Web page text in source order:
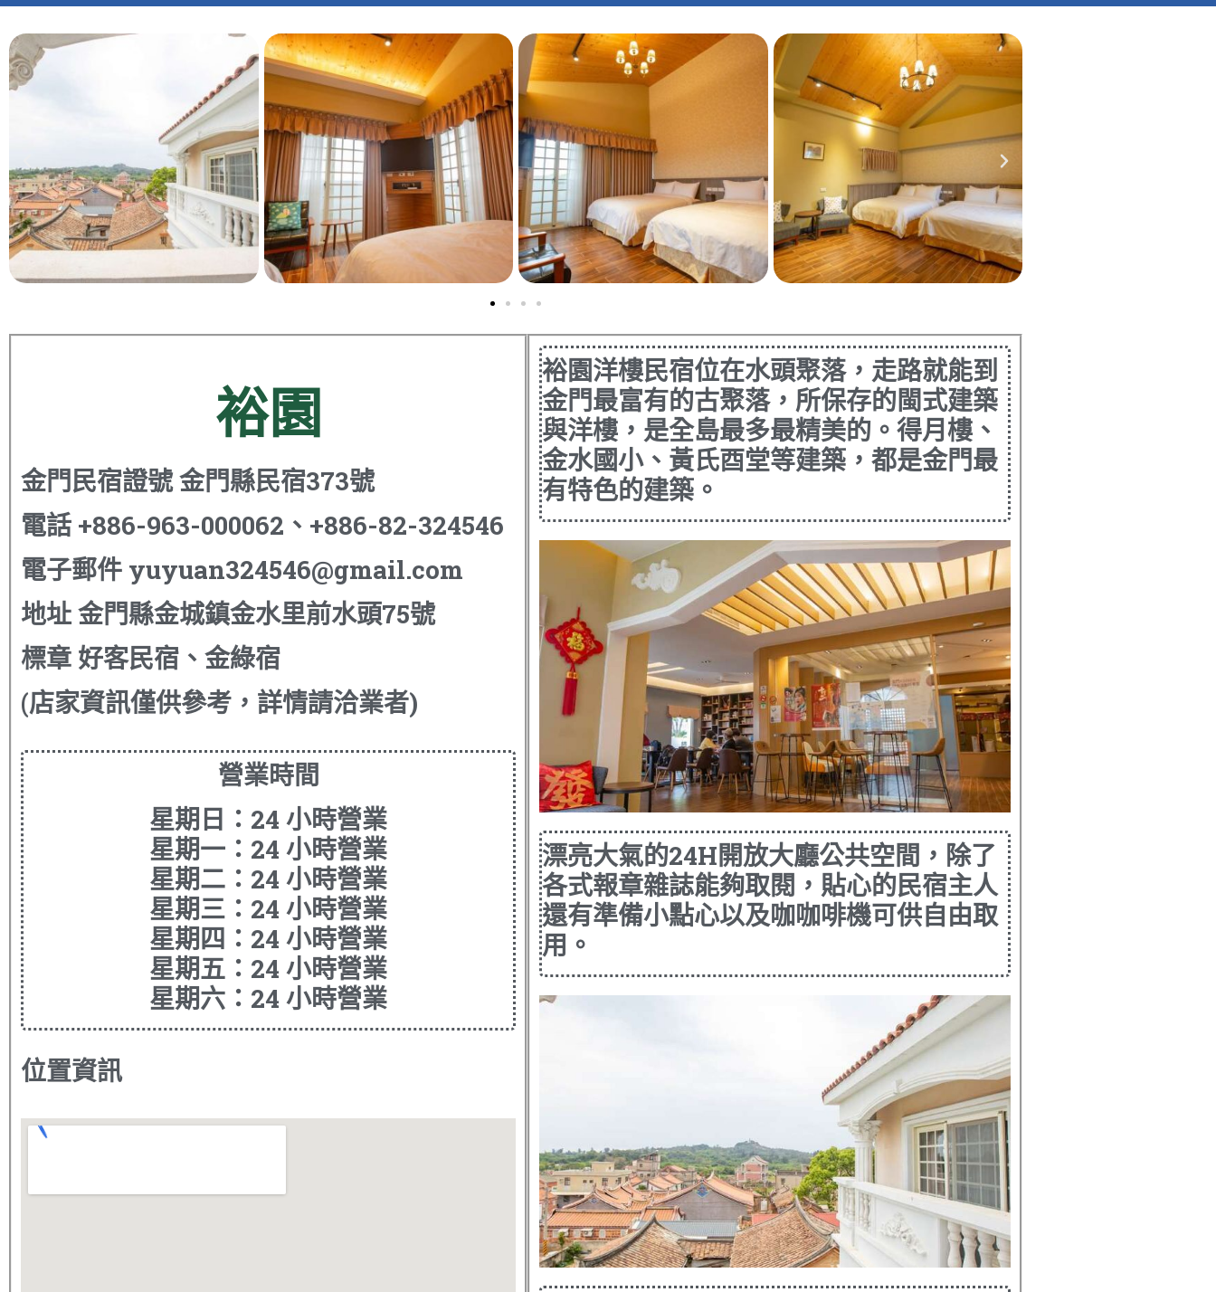
裕園
金門民宿證號金門縣民宿373號
電話 +886-963-000062、+886-82-324546
電子郵件 yuyuan324546@gmail.com
地址金門縣金城鎮金水里前水頭75號
標章 好客民宿、金綠宿
(店家資訊僅供參考，詳情請洽業者)
營業時間
星期日：24 小時營業
星期一：24 小時營業
星期二：24 小時營業
星期三：24 小時營業
星期四：24 小時營業
星期五：24 小時營業
星期六：24 小時營業
位置資訊
裕園洋樓民宿位在水頭聚落，走路就能到
金門最富有的古聚落，所保存的閩式建築
與洋樓，是全島最多最精美的。得月樓、
金水國小、黃氏酉堂等建築， 都是金門最
有特色的建築。
漂亮大氣的24H開放大廳公共空間，除了
各式報章雜誌能夠取閱，貼心的民宿主人
還有準備小點心以及咖咖啡機可供自由取
用。